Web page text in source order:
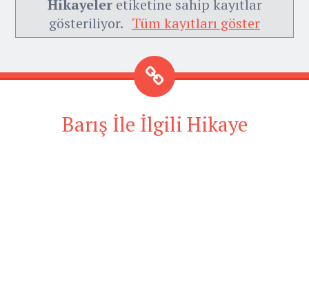
Hikayeleretiketine sahip kayıtlar
gösteriliyor. Tüm kayıtları göster
Barış İle İlgili Hikaye